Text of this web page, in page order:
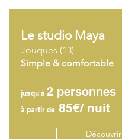
Le studio Maya
Jouques (13)
Simple & comfortable
jusqu'à 2 personnes
à partir de 85€/ nuit
Découvrir